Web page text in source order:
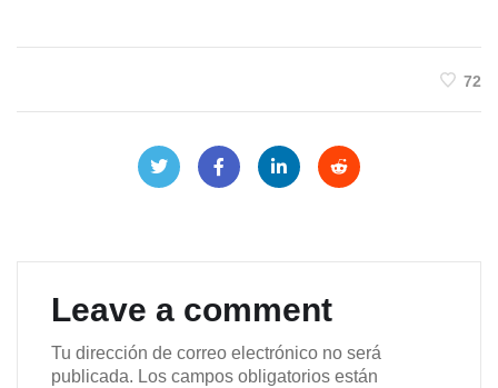
72
Leave a comment
Tu dirección de correo electrónico no será
publicada. Los campos obligatorios están